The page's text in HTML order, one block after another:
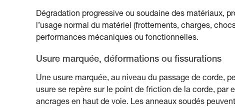
Dégradation progressive ou soudaine des matériaux,
l’usage normal du matériel (frottements, charges,
performances mécaniques ou fonctionnelles.
Usure marquée, déformations ou fissurations
Une usure marquée, au niveau du passage de corde,
usure se repère sur le point de friction de la corde, par
ancrages en haut de voie. Les anneaux soudés